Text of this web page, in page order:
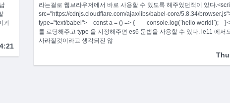
과
라는걸로 웹브라우저에서 바로 사용할 수 있도록 해주었던적이 있다
src="https://cdnjs.cloudflare.com/ajax/libs/babel-core/5.8.34/
type="text/babel"> const a = () => { console.log(`hello world!`); }</
를 로딩해주고 type 을 지정해주면 es6 문법을 사용할 수 있다. ie11 에서
사라질것이라고 생각되진 않